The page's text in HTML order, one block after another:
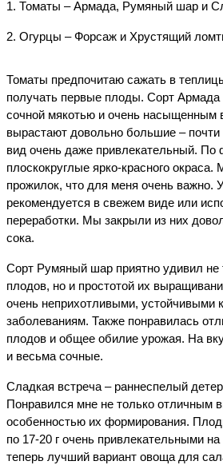
1. Томаты – Армада, Румяный шар и
2. Огурцы – Форсаж и Хрустящий
Томаты предпочитаю сажать в
получать первые плоды. Сорт Армада
сочной мякотью и очень насыщенным
вырастают довольно большие – почти
вид очень даже привлекательный. По
плоскокруглые ярко-красного
прожилок, что для меня очень важно.
рекомендуется в свежем виде или
переработки. Мы закрыли из них
сока.
Сорт Румяный шар приятно удивил не
плодов, но и простотой их
очень неприхотливыми, устойчивыми
заболеваниям. Также понравилась
плодов и общее обилие урожая. На
и весьма сочные.
Сладкая встреча – раннеспелый
Понравился мне не только отличным
особенностью их формирования.
по 17-20 г очень привлекательными
теперь лучший вариант овоща для